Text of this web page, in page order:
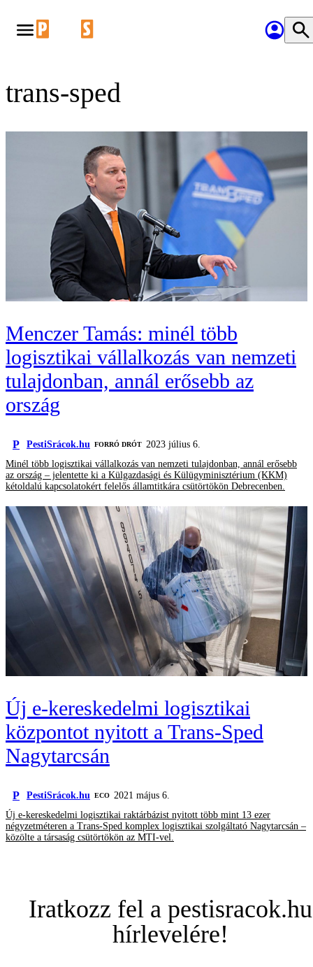
trans-sped
Menczer Tamás: minél több
logisztikai vállalkozás van nemzeti
tulajdonban, annál erősebb az
ország
P PestiSrácok.hu FORRÓ DRÓT 2023 július 6.
Minél több logisztikai vállalkozás van nemzeti tulajdonban, annál erősebb
az ország – jelentette ki a Külgazdasági és Külügyminisztérium (KKM)
kétoldalú kapcsolatokért felelős államtitkára csütörtökön Debrecenben.
Új e-kereskedelmi logisztikai
központot nyitott a Trans-Sped
Nagytarcsán
P PestiSrácok.hu ECO 2021 május 6.
Új e-kereskedelmi logisztikai raktárbázist nyitott több mint 13 ezer
négyzetméteren a Trans-Sped komplex logisztikai szolgáltató Nagytarcsán –
közölte a társaság csütörtökön az MTI-vel.
Iratkozz fel a pestisracok.hu
hírlevelére!